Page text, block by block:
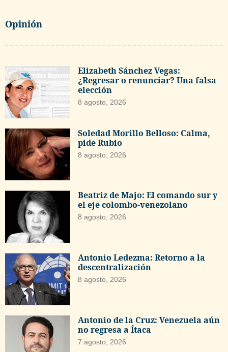
Opinión
Elizabeth Sánchez Vegas:
¿Regresar o renunciar? Una falsa
elección
8 agosto, 2026
Soledad Morillo Belloso: Calma,
pide Rubio
8 agosto, 2026
Beatriz de Majo: El comando sur y
el eje colombo-venezolano
8 agosto, 2026
Antonio Ledezma: Retorno a la
descentralización
8 agosto, 2026
Antonio de la Cruz: Venezuela aún
no regresa a Ítaca
7 agosto, 2026